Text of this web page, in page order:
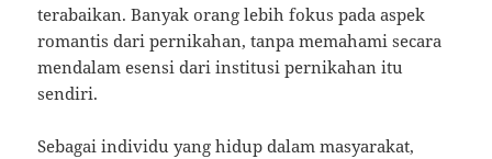
terabaikan. Banyak orang lebih fokus pada aspek
romantis dari pernikahan, tanpa memahami secara
mendalam esensi dari institusi pernikahan itu
sendiri.
Sebagai individu yang hidup dalam masyarakat,